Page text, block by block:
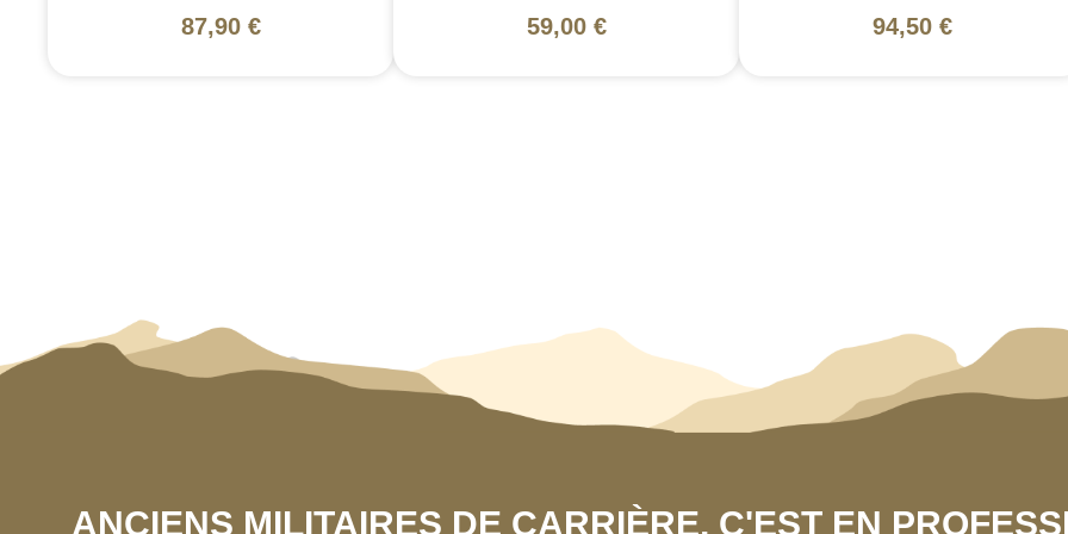
87,90 € 59,00 € 94,50 €
ANCIENS MILITAIRES DE CARRIÈRE, C'EST EN